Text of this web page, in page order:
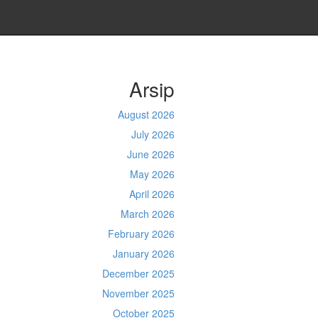
Arsip
August 2026
July 2026
June 2026
May 2026
April 2026
March 2026
February 2026
January 2026
December 2025
November 2025
October 2025